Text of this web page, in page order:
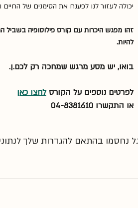
יכולה לעזור לנו לפענח את הסימנים של החיים
זהו מפגש היכרות עם קורס פילוסופיה בשביל
להיות.
בואו, יש מסע מרגש שמחכה רק לכם.ן.
לפרטים נוספים על הקורס לחצו כאן
או התקשרו 04-8381610
נחסמו בהתאם להגדרות שלך